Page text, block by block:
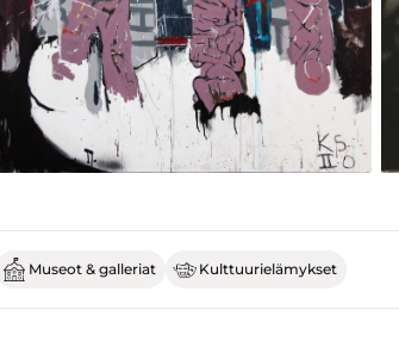
Museot & galleriat Kulttuurielämykset